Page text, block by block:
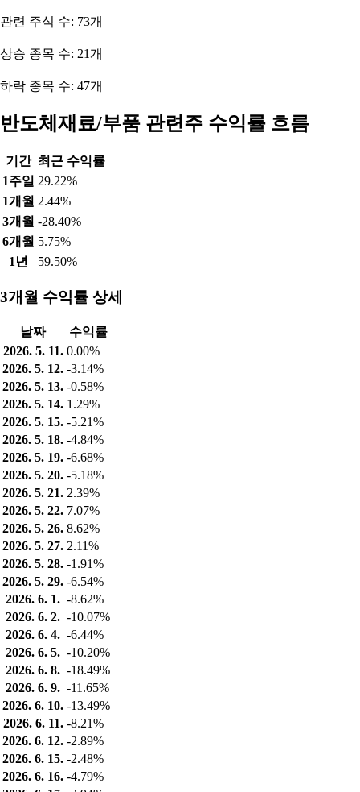
관련 주식 수: 73개
상승 종목 수: 21개
하락 종목 수: 47개
반도체재료/부품 관련주 수익률 흐름
기간 최근 수익률
1주일 29.22%
1개월 2.44%
3개월 -28.40%
6개월 5.75%
1년
59.50%
3개월 수익률 상세
날짜
수익률
2026. 5. 11. 0.00%
2026. 5. 12. -3.14%
2026. 5. 13. -0.58%
2026. 5. 14. 1.29%
2026. 5. 15. -5.21%
2026. 5. 18. -4.84%
2026. 5. 19. -6.68%
2026. 5. 20. -5.18%
2026. 5. 21. 2.39%
2026. 5. 22. 7.07%
2026. 5. 26. 8.62%
2026. 5. 27. 2.11%
2026. 5. 28. -1.91%
2026. 5. 29. -6.54%
2026. 6. 1. -8.62%
2026. 6. 2. -10.07%
2026. 6. 4. -6.44%
2026. 6. 5. -10.20%
2026. 6. 8. -18.49%
2026. 6. 9. -11.65%
2026. 6. 10. -13.49%
2026. 6. 11. -8.21%
2026. 6. 12. -2.89%
2026. 6. 15. -2.48%
2026. 6. 16. -4.79%